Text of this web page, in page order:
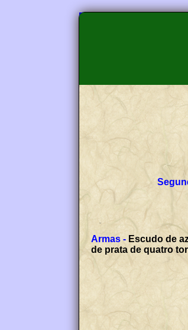
Armas - Escudo de
de prata de quatro